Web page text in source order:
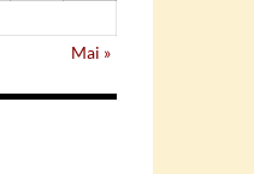
Mai »